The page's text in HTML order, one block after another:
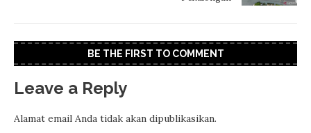
BE THE FIRST TO COMMENT
Leave a Reply
Alamat email Anda tidak akan dipublikasikan.